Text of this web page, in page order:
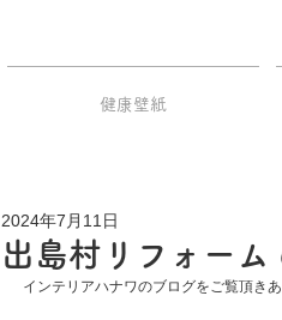
健康壁紙
出島村リフォーム
2024年7月11日
インテリアハナワのブログをご覧頂き